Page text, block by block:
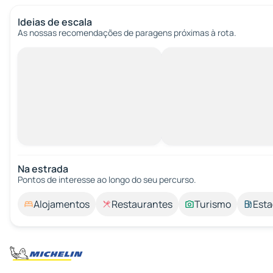
Ideias de escala
As nossas recomendações de paragens próximas à rota.
Na estrada
Pontos de interesse ao longo do seu percurso.
Alojamentos Restaurantes Turismo